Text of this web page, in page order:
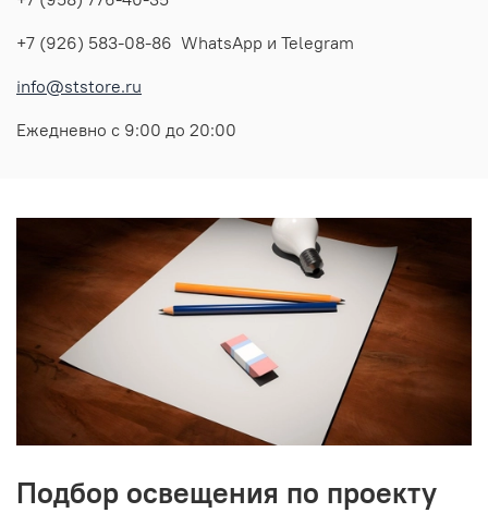
+7 (926) 583-08-86 WhatsApp и Telegram
info@ststore.ru
Ежедневно с 9:00 до 20:00
Подбор освещения по проекту